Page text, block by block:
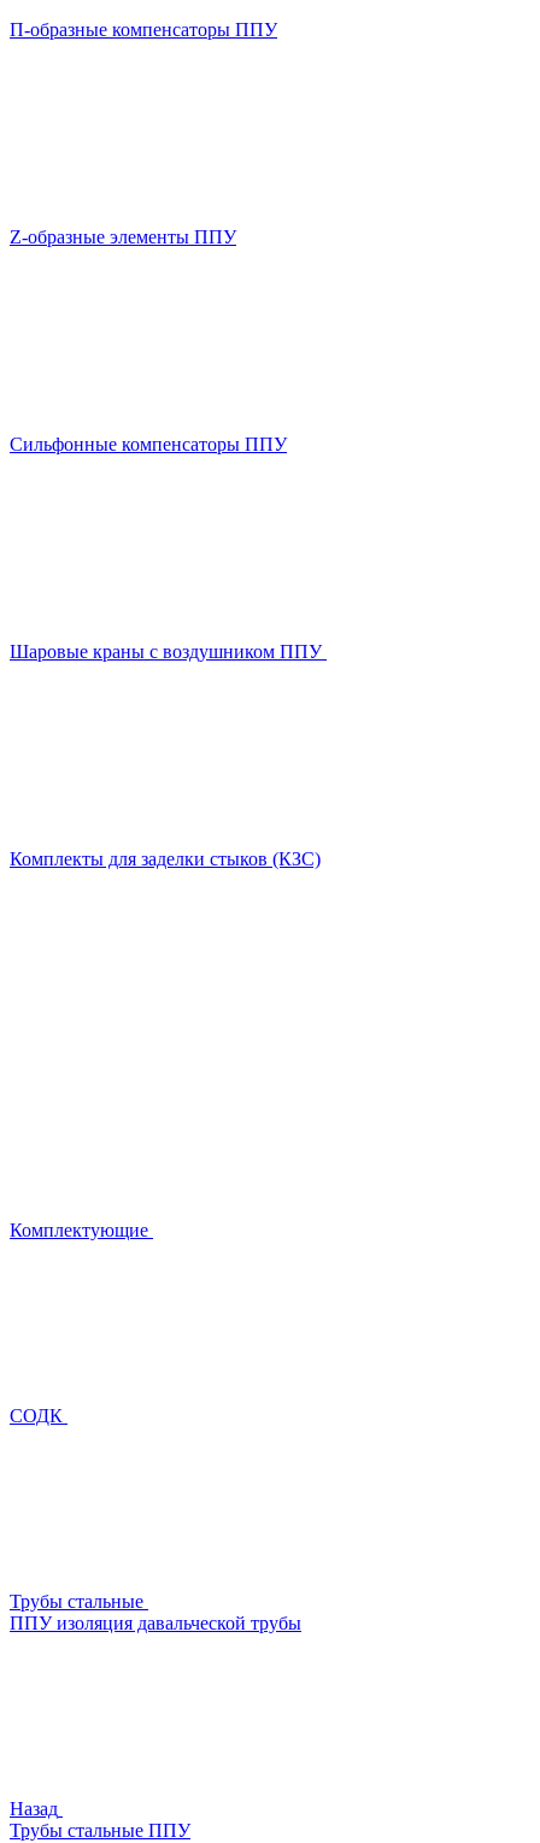
П-образные компенсаторы ППУ
Z-образные элементы ППУ
Сильфонные компенсаторы ППУ
Шаровые краны с воздушником ППУ
Комплекты для заделки стыков (КЗС)
Комплектующие
СОДК
Трубы стальные
ППУ изоляция давальческой трубы
Назад
Трубы стальные ППУ